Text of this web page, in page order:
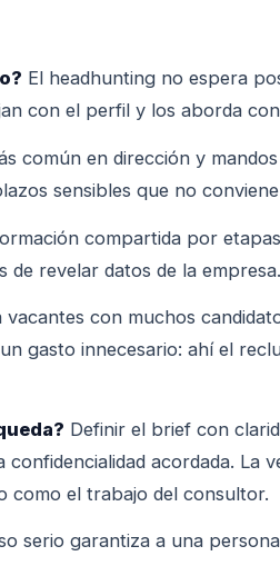
El headhunting no espera
con el perfil y los aborda
común en dirección y
sensibles que no
compartida por
de revelar datos de la empresa.
vacantes con muchos
gasto innecesario: ahí el
Definir el brief con
acordada. La
como el trabajo del consultor.
serio garantiza a una